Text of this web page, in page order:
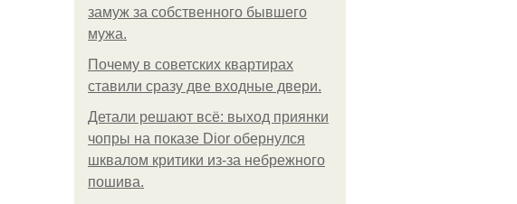
замуж за собственного бывшего
мужа.
Почему в советских квартирах
ставили сразу две входные двери.
Детали решают всё: выход приянки
чопры на показе Dior обернулся
шквалом критики из-за небрежного
пошива.